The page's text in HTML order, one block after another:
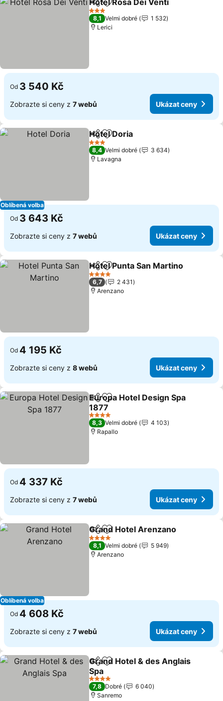
SdíletPřidat na seznam oblíbených
Hotel Rosa Dei Venti
3 Počet hvězdiček
8,1 Velmi dobré
1 532
Lerici
Od 3 540 Kč
Zobrazte si ceny z 7 webů Ukázat ceny
Oblíbená volba
SdíletPřidat na seznam oblíbených
Hotel Doria
3 Počet hvězdiček
8,4 Velmi dobré
3 634
Lavagna
Od 3 643 Kč
Zobrazte si ceny z 7 webů Ukázat ceny
SdíletPřidat na seznam oblíbených
Hotel Punta San Martino
4 Počet hvězdiček
6,7
2 431
Arenzano
Od 4 195 Kč
Zobrazte si ceny z 8 webů Ukázat ceny
SdíletPřidat na seznam oblíbených
Europa Hotel Design Spa
1877
4 Počet hvězdiček
8,3 Velmi dobré
4 103
Rapallo
Od 4 337 Kč
Zobrazte si ceny z 7 webů Ukázat ceny
Oblíbená volba
SdíletPřidat na seznam oblíbených
Grand Hotel Arenzano
4 Počet hvězdiček
8,1 Velmi dobré
5 949
Arenzano
Od 4 608 Kč
Zobrazte si ceny z 7 webů Ukázat ceny
SdíletPřidat na seznam oblíbených
Grand Hotel & des Anglais
Spa
4 Počet hvězdiček
7,8 Dobré
6 040
Sanremo